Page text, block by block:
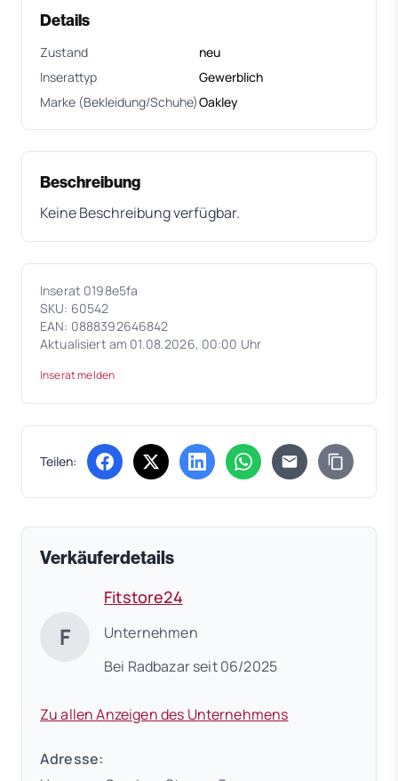
Details
Zustand
neu
Inserattyp
Gewerblich
Marke (Bekleidung/Schuhe)Oakley
Beschreibung
Keine Beschreibung verfügbar.
Inserat 0198e5fa
SKU: 60542
EAN: 0888392646842
Aktualisiert am 01.08.2026, 00:00 Uhr
Inserat melden
Teilen: (öffnet in neuem Tab)
(öffnet in neuem Tab)
(öffnet in neuem Tab)
(öffnet in neuem Tab)
Verkäuferdetails
F
Fitstore24
Unternehmen
Bei Radbazar seit 06/2025
Zu allen Anzeigen des Unternehmens
Adresse: